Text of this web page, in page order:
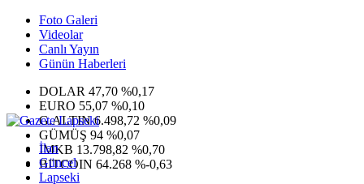
Foto Galeri
Videolar
Canlı Yayın
Günün Haberleri
DOLAR 47,70 %0,17
EURO 55,07 %0,10
G.ALTIN6.498,72 %0,09
GÜMÜŞ 94 %0,07
IMKB 13.798,82 %0,70
BITCOIN 64.268 %-0,63
İlan
Güncel
Lapseki